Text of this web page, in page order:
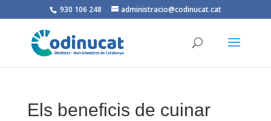
930 106 248 administracio@codinucat.cat
Els beneficis de cuinar